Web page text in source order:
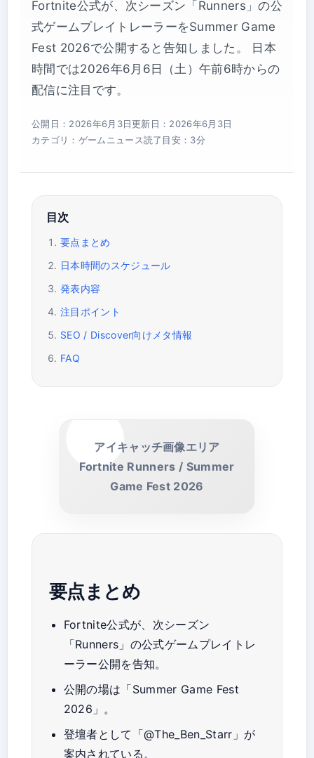
Fortnite公式が、次シーズン「Runners」の公
式ゲームプレイトレーラーをSummer Game
Fest 2026で公開すると告知しました。 日本
時間では2026年6月6日（土）午前6時からの
配信に注目です。
公開日：2026年6月3日更新日：2026年6月3日
カテゴリ：ゲームニュース読了目安：3分
目次
要点まとめ
日本時間のスケジュール
発表内容
注目ポイント
SEO / Discover向けメタ情報
FAQ
アイキャッチ画像エリア
Fortnite Runners / Summer
Game Fest 2026
要点まとめ
Fortnite公式が、次シーズン
「Runners」の公式ゲームプレイトレ
ーラー公開を告知。
公開の場は「Summer Game Fest
2026」。
登壇者として「@The_Ben_Starr」が
案内されている。